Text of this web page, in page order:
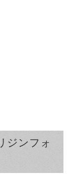
ジンフォ